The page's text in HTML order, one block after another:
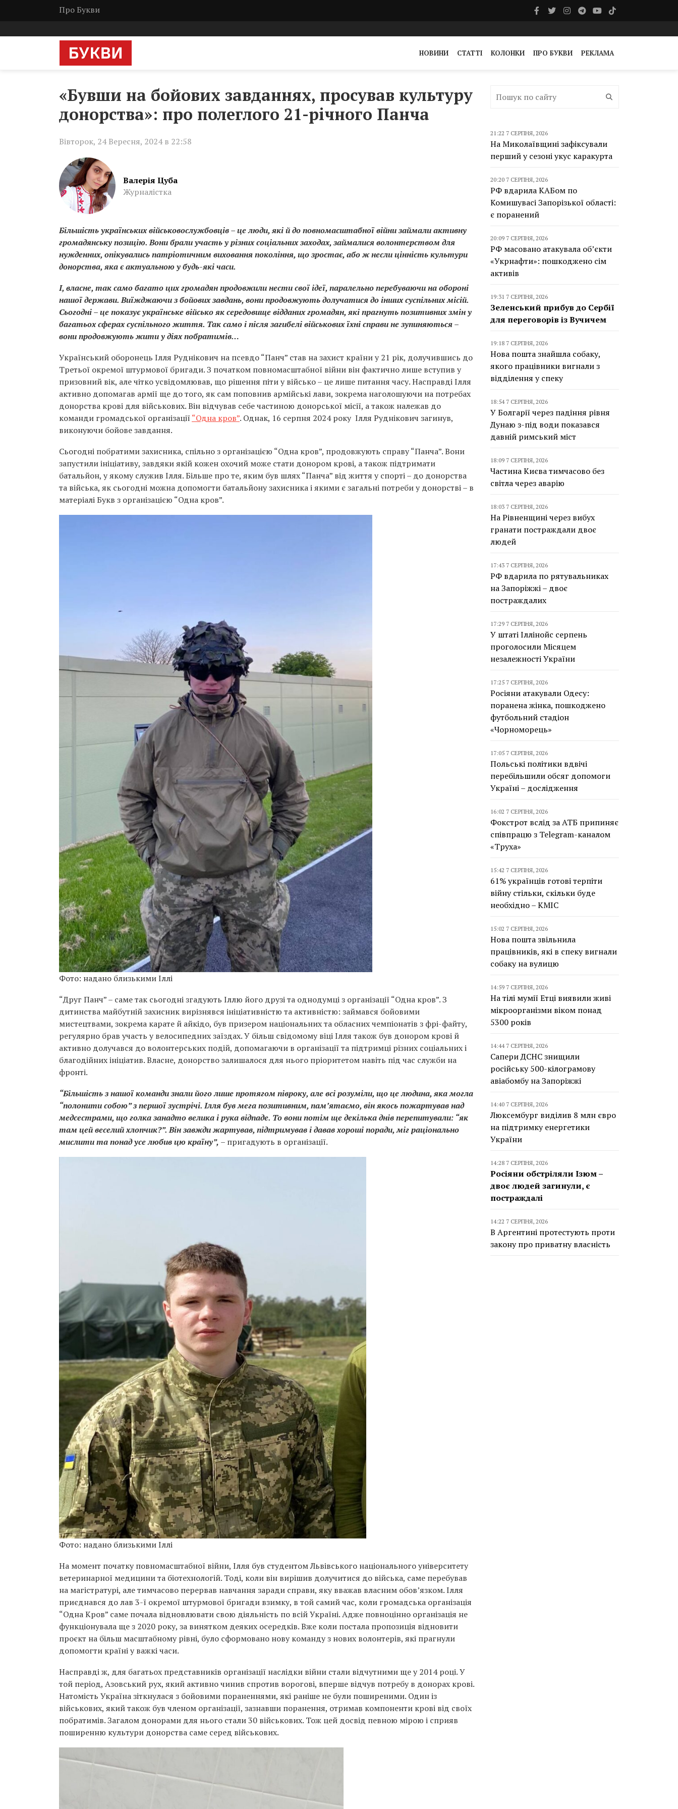
Про Букви
НОВИНИ СТАТТІ КОЛОНКИ ПРО БУКВИ РЕКЛАМА
«Бувши на бойових завданнях, просував культуру
донорства»: про полеглого 21-річного Панча
Вівторок, 24 Вересня, 2024 в 22:58
Валерія Цуба
Журналістка
Більшість українських військовослужбовців – це люди, які й до повномасштабної війни займали активну
громадянську позицію. Вони брали участь у різних соціальних заходах, займалися волонтерством для
нужденних, опікувались патріотичним виховання покоління, що зростає, або ж несли цінність культури
донорства, яка є актуальною у будь-які часи.
І, власне, так само багато цих громадян продовжили нести свої ідеї, паралельно перебуваючи на обороні
нашої держави. Виїжджаючи з бойових завдань, вони продовжують долучатися до інших суспільних місій.
Сьогодні – це показує українське військо як середовище відданих громадян, які прагнуть позитивних змін у
багатьох сферах суспільного життя. Так само і після загибелі військових їхні справи не зупиняються –
вони продовжують жити у діях побратимів…
Український оборонець Ілля Руднікович на псевдо “Панч” став на захист країни у 21 рік, долучившись до
Третьої окремої штурмової бригади. З початком повномасштабної війни він фактично лише вступив у
призовний вік, але чітко усвідомлював, що рішення піти у військо – це лише питання часу. Насправді Ілля
активно допомагав армії ще до того, як сам поповнив армійські лави, зокрема наголошуючи на потребах
донорства крові для військових. Він відчував себе частиною донорської місії, а також належав до
команди громадської організації “Одна кров”. Однак, 16 серпня 2024 року Ілля Руднікович загинув,
виконуючи бойове завдання.
Сьогодні побратими захисника, спільно з організацією “Одна кров”, продовжують справу “Панча”. Вони
запустили ініціативу, завдяки якій кожен охочий може стати донором крові, а також підтримати
батальйон, у якому служив Ілля. Більше про те, яким був шлях “Панча” від життя у спорті – до донорства
та війська, як сьогодні можна допомогти батальйону захисника і якими є загальні потреби у донорстві – в
матеріалі Букв з організацією “Одна кров”.
Фото: надано близькими Іллі
“Друг Панч” – саме так сьогодні згадують Іллю його друзі та однодумці з організації “Одна кров”. З
дитинства майбутній захисник вирізнявся ініціативністю та активністю: займався бойовими
мистецтвами, зокрема карате й айкідо, був призером національних та обласних чемпіонатів з фрі-файту,
регулярно брав участь у велосипедних заїздах. У більш свідомому віці Ілля також був донором крові й
активно долучався до волонтерських подій, допомагаючи в організації та підтримці різних соціальних і
благодійних ініціатив. Власне, донорство залишалося для нього пріоритетом навіть під час служби на
фронті.
“Більшість з нашої команди знали його лише протягом півроку, але всі розуміли, що це людина, яка могла
“полонити собою” з першої зустрічі. Ілля був мега позитивним, пам’ятаємо, він якось пожартував над
медсестрами, що голка занадто велика і рука відпаде. То вони потім ще декілька днів перепитували: “як
там цей веселий хлопчик?”. Він завжди жартував, підтримував і давав хороші поради, міг раціонально
мислити та понад усе любив цю країну”, – пригадують в організації.
Фото: надано близькими Іллі
На момент початку повномасштабної війни, Ілля був студентом Львівського національного університету
ветеринарної медицини та біотехнологій. Тоді, коли він вирішив долучитися до війська, саме перебував
на магістратурі, але тимчасово перервав навчання заради справи, яку вважав власним обов’язком. Ілля
приєднався до лав 3-ї окремої штурмової бригади взимку, в той самий час, коли громадська організація
“Одна Кров” саме почала відновлювати свою діяльність по всій Україні. Адже повноцінно організація не
функціонувала ще з 2020 року, за винятком деяких осередків. Вже коли постала пропозиція відновити
проєкт на більш масштабному рівні, було сформовано нову команду з нових волонтерів, які прагнули
допомогти країні у важкі часи.
Насправді ж, для багатьох представників організації наслідки війни стали відчутними ще у 2014 році. У
той період, Азовський рух, який активно чинив спротив ворогові, вперше відчув потребу в донорах крові.
Натомість Україна зіткнулася з бойовими пораненнями, які раніше не були поширеними. Один із
військових, який також був членом організації, зазнавши поранення, отримав компоненти крові від своїх
побратимів. Загалом донорами для нього стали 30 військових. Тож цей досвід певною мірою і сприяв
поширенню культури донорства саме серед військових.
21:22 7 СЕРПНЯ, 2026
На Миколаївщині зафіксували
перший у сезоні укус каракурта
20:20 7 СЕРПНЯ, 2026
РФ вдарила КАБом по
Комишувасі Запорізької області:
є поранений
20:09 7 СЕРПНЯ, 2026
РФ масовано атакувала об’єкти
«Укрнафти»: пошкоджено сім
активів
19:31 7 СЕРПНЯ, 2026
Зеленський прибув до Сербії
для переговорів із Вучичем
19:18 7 СЕРПНЯ, 2026
Нова пошта знайшла собаку,
якого працівники вигнали з
відділення у спеку
18:54 7 СЕРПНЯ, 2026
У Болгарії через падіння рівня
Дунаю з-під води показався
давній римський міст
18:09 7 СЕРПНЯ, 2026
Частина Києва тимчасово без
світла через аварію
18:03 7 СЕРПНЯ, 2026
На Рівненщині через вибух
гранати постраждали двоє
людей
17:43 7 СЕРПНЯ, 2026
РФ вдарила по рятувальниках
на Запоріжжі – двоє
постраждалих
17:29 7 СЕРПНЯ, 2026
У штаті Іллінойс серпень
проголосили Місяцем
незалежності України
17:25 7 СЕРПНЯ, 2026
Росіяни атакували Одесу:
поранена жінка, пошкоджено
футбольний стадіон
«Чорноморець»
17:05 7 СЕРПНЯ, 2026
Польські політики вдвічі
перебільшили обсяг допомоги
Україні – дослідження
16:02 7 СЕРПНЯ, 2026
Фокстрот вслід за АТБ припиняє
співпрацю з Telegram-каналом
«Труха»
15:42 7 СЕРПНЯ, 2026
61% українців готові терпіти
війну стільки, скільки буде
необхідно – КМІС
15:02 7 СЕРПНЯ, 2026
Нова пошта звільнила
працівників, які в спеку вигнали
собаку на вулицю
14:59 7 СЕРПНЯ, 2026
На тілі мумії Етці виявили живі
мікроорганізми віком понад
5300 років
14:44 7 СЕРПНЯ, 2026
Сапери ДСНС знищили
російську 500-кілограмову
авіабомбу на Запоріжжі
14:40 7 СЕРПНЯ, 2026
Люксембург виділив 8 млн євро
на підтримку енергетики
України
14:28 7 СЕРПНЯ, 2026
Росіяни обстріляли Ізюм –
двоє людей загинули, є
постраждалі
14:22 7 СЕРПНЯ, 2026
В Аргентині протестують проти
закону про приватну власність